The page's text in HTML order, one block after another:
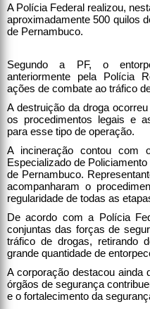
A Polícia Federal realizou,
aproximadamente 500 quilos
de Pernambuco.
Segundo a PF, o
anteriormente pela Polícia
ações de combate ao tráfico
A destruição da droga
os procedimentos legais e
para esse tipo de operação.
A incineração contou com
Especializado de
de Pernambuco.
acompanharam o
regularidade de todas as
De acordo com a Polícia
conjuntas das forças de
tráfico de drogas, retirando
grande quantidade de
A corporação destacou ainda
órgãos de segurança
e o fortalecimento da